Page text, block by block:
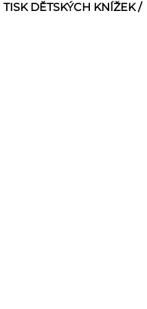
TISK DĚTSKÝCH KNÍŽEK/